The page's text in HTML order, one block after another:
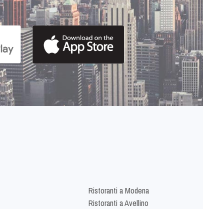
Ristoranti a Modena
Ristoranti a Avellino